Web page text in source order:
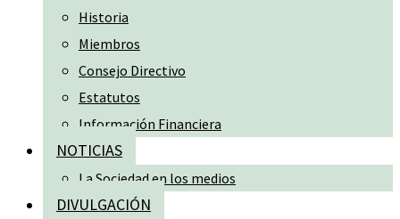
Historia
Miembros
Consejo Directivo
Estatutos
Información Financiera
NOTICIAS
La Sociedad en los medios
DIVULGACIÓN